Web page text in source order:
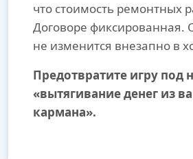
что стоимость ремонтных
Договоре фиксированная.
не изменится внезапно в
Предотвратите игру под
«вытягивание денег из
кармана».